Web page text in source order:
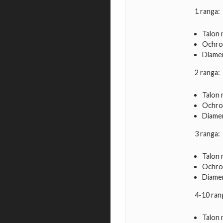
1 ranga:
Talon
2 ranga:
Talon
3 ranga:
Talon
4-10
Talon